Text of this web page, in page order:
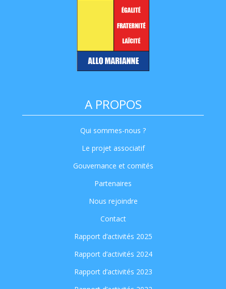
A PROPOS
Qui sommes-nous ?
Le projet associatif
Gouvernance et comités
Partenaires
Nous rejoindre
Contact
Rapport d’activités 2025
Rapport d’activités 2024
Rapport d’activités 2023